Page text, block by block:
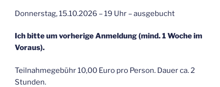
Donnerstag, 15.10.2026 – 19 Uhr – ausgebucht
Ich bitte um vorherige Anmeldung (mind. 1 Woche im
Voraus).
Teilnahmegebühr 10,00 Euro pro Person. Dauer ca. 2
Stunden.